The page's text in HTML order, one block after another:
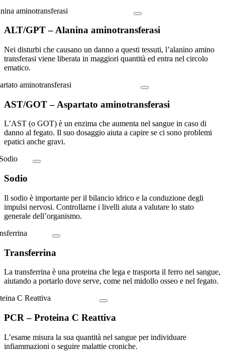
ALT/GPT – Alanina aminotransferasi
Nei disturbi che causano un danno a questi tessuti, l’alanino amino
transferasi viene liberata in maggiori quantità ed entra nel circolo
ematico.
AST/GOT – Aspartato aminotransferasi
L’AST (o GOT) è un enzima che aumenta nel sangue in caso di
danno al fegato. Il suo dosaggio aiuta a capire se ci sono problemi
epatici anche gravi.
Sodio
Il sodio è importante per il bilancio idrico e la conduzione degli
impulsi nervosi. Controllarne i livelli aiuta a valutare lo stato
generale dell’organismo.
Transferrina
La transferrina è una proteina che lega e trasporta il ferro nel sangue,
aiutando a portarlo dove serve, come nel midollo osseo e nel fegato.
PCR – Proteina C Reattiva
L’esame misura la sua quantità nel sangue per individuare
infiammazioni o seguire malattie croniche.